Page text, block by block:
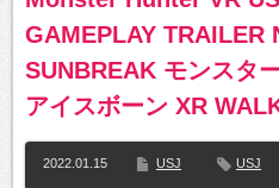
GAMEPLAY TRAILER
SUNBREAK モンスタ
アイスボーン XR
2022.01.15 USJ USJ